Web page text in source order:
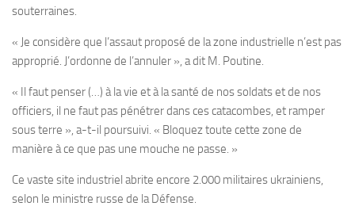
souterraines.
« Je considère que l’assaut proposé de la zone industrielle n’est pas
approprié. J’ordonne de l’annuler », a dit M. Poutine.
« Il faut penser (…) à la vie et à la santé de nos soldats et de nos
officiers, il ne faut pas pénétrer dans ces catacombes, et ramper
sous terre », a-t-il poursuivi. « Bloquez toute cette zone de
manière à ce que pas une mouche ne passe. »
Ce vaste site industriel abrite encore 2.000 militaires ukrainiens,
selon le ministre russe de la Défense.